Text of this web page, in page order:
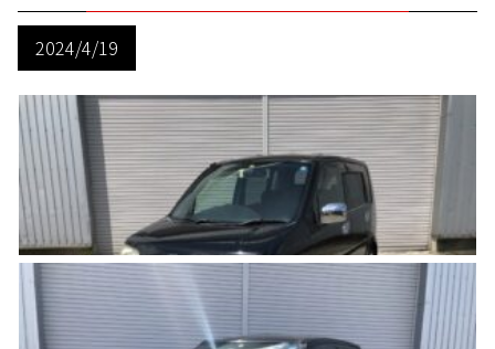
2024/4/19